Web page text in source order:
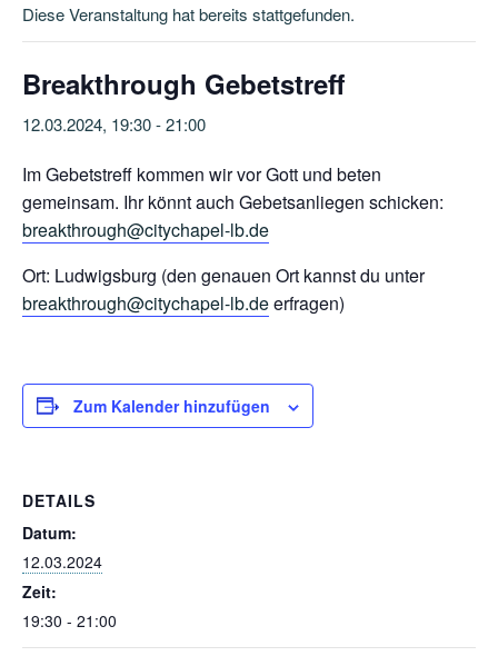
Diese Veranstaltung hat bereits stattgefunden.
Breakthrough Gebetstreff
12.03.2024, 19:30-21:00
Im Gebetstreff kommen wir vor Gott und beten
gemeinsam. Ihr könnt auch Gebetsanliegen schicken:
breakthrough@citychapel-lb.de
Ort: Ludwigsburg (den genauen Ort kannst du unter
breakthrough@citychapel-lb.deerfragen)
Zum Kalender hinzufügen
DETAILS
Datum:
12.03.2024
Zeit:
19:30 - 21:00